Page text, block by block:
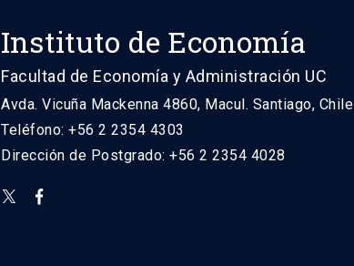
Instituto de Economía
Facultad de Economía y Administración UC
Avda. Vicuña Mackenna 4860, Macul. Santiago, Chile
Teléfono: +56 2 2354 4303
Dirección de Postgrado: +56 2 2354 4028